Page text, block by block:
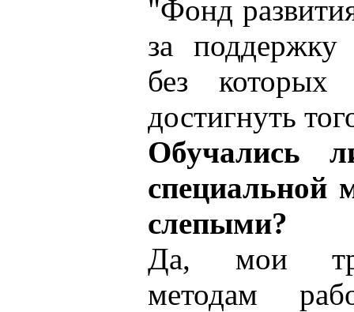
"Фонд
за поддержку
без
достигнуть
Обучались
специальной
слепыми?
Да, мои
методам